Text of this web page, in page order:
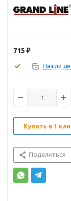
715 ₽
Нашли
Купить в 1
Поделиться